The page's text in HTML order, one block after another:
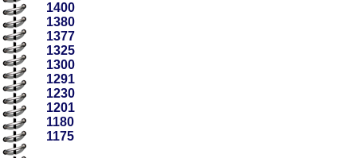
1400
1380
1377
1325
1300
1291
1230
1201
1180
1175